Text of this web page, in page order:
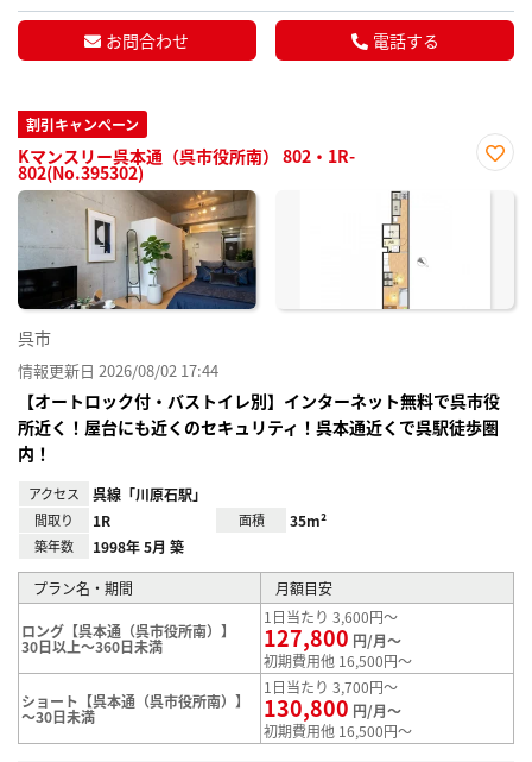
お問合わせ 電話する
割引キャンペーン
Kマンスリー呉本通（呉市役所南） 802・1R-
802(No.395302)
に入
呉市
情報更新日 2026/08/02 17:44
【オートロック付・バストイレ別】インターネット無料で呉市役
所近く！屋台にも近くのセキュリティ！呉本通近くで呉駅徒歩圏
内！
アクセス 呉線「川原石駅」
間取り 1R 面積 35m²
築年数 1998年 5月 築
プラン名・期間 月額目安
ロング【呉本通（呉市役所南）】
30日以上～360日未満
1日当たり 3,600円～
127,800 円/月～
初期費用他 16,500円～
ショート【呉本通（呉市役所南）】
～30日未満
1日当たり 3,700円～
130,800 円/月～
初期費用他 16,500円～